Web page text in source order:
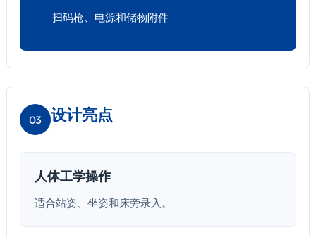
扫码枪、电源和储物附件
03 设计亮点
人体工学操作
适合站姿、坐姿和床旁录入。